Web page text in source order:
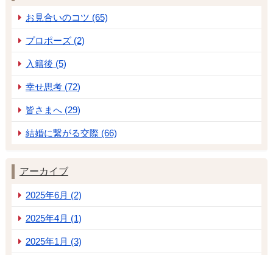
お見合いのコツ (65)
プロポーズ (2)
入籍後 (5)
幸せ思考 (72)
皆さまへ (29)
結婚に繋がる交際 (66)
アーカイブ
2025年6月 (2)
2025年4月 (1)
2025年1月 (3)